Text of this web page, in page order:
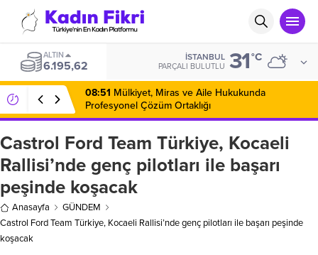
ALTIN
6.195,62
İSTANBUL
PARÇALI BULUTLU 31°C
08:51 Mülkiyet, Miras ve Aile Hukukunda
Profesyonel Çözüm Ortaklığı
Castrol Ford Team Türkiye, Kocaeli
Rallisi’nde genç pilotları ile başarı
peşinde koşacak
Anasayfa
GÜNDEM
Castrol Ford Team Türkiye, Kocaeli Rallisi’nde genç pilotları ile başarı peşinde
koşacak